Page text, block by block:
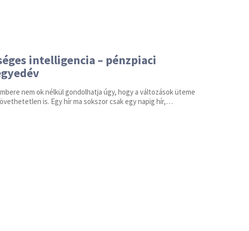
intelligencia – pénzpiaci
nem ok nélkül gondolhatja úgy, hogy a változások üteme
is. Egy hír ma sokszor csak egy napig hír,…